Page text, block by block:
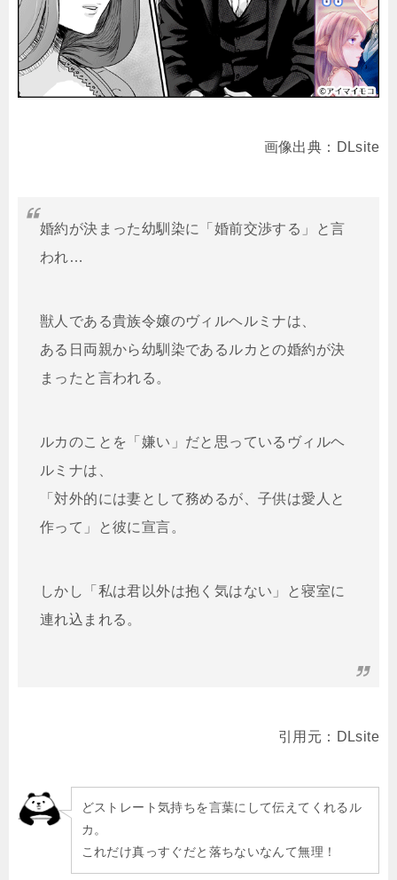
画像出典：DLsite
婚約が決まった幼馴染に「婚前交渉する」と言
われ…
獣人である貴族令嬢のヴィルヘルミナは、
ある日両親から幼馴染であるルカとの婚約が決
まったと言われる。
ルカのことを「嫌い」だと思っているヴィルヘ
ルミナは、
「対外的には妻として務めるが、子供は愛人と
作って」と彼に宣言。
しかし「私は君以外は抱く気はない」と寝室に
連れ込まれる。
引用元：DLsite
どストレート気持ちを言葉にして伝えてくれるル
カ。
これだけ真っすぐだと落ちないなんて無理！